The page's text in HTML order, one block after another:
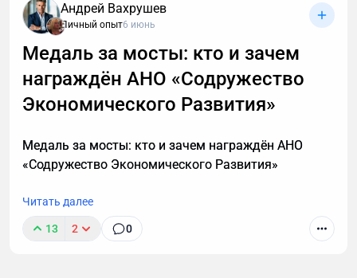
В этой статье описаны 3 фундаментальных
принципа построения мышц после 40, которые
каких случаях этой системы недостаточно и нужен
индивидуальный анализ для выявления причин
Андрей Вахрушев
Личный опыт6 июнь
Медаль за мосты: кто и зачем
награждён АНО «Содружество
Экономического Развития»
Медаль за мосты: кто и зачем награждён АНО
«Содружество Экономического Развития»
Читать далее
13 2 0